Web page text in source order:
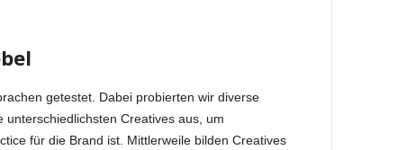
getestet. Dabei probierten wir diverse
Creatives aus, um
für die Brand ist. Mittlerweile bilden Creatives